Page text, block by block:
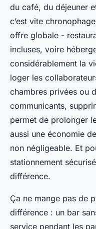
du café, du déjeuner
c’est vite
offre globale -
incluses, voire
considérablement la
loger les
chambres privées ou
communicants,
permet de prolonger
aussi une économie
non négligeable. Et
stationnement
différence.
Ça ne mange pas de
différence : un bar
service pendant les